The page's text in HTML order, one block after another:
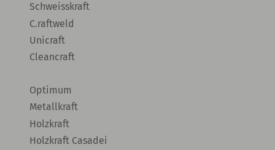
Schweisskraft
C.raftweld
Unicraft
Cleancraft
Optimum
Metallkraft
Holzkraft
Holzkraft Casadei